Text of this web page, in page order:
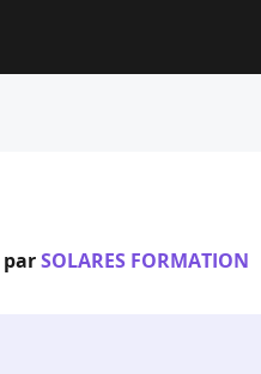
parSOLARES FORMATION